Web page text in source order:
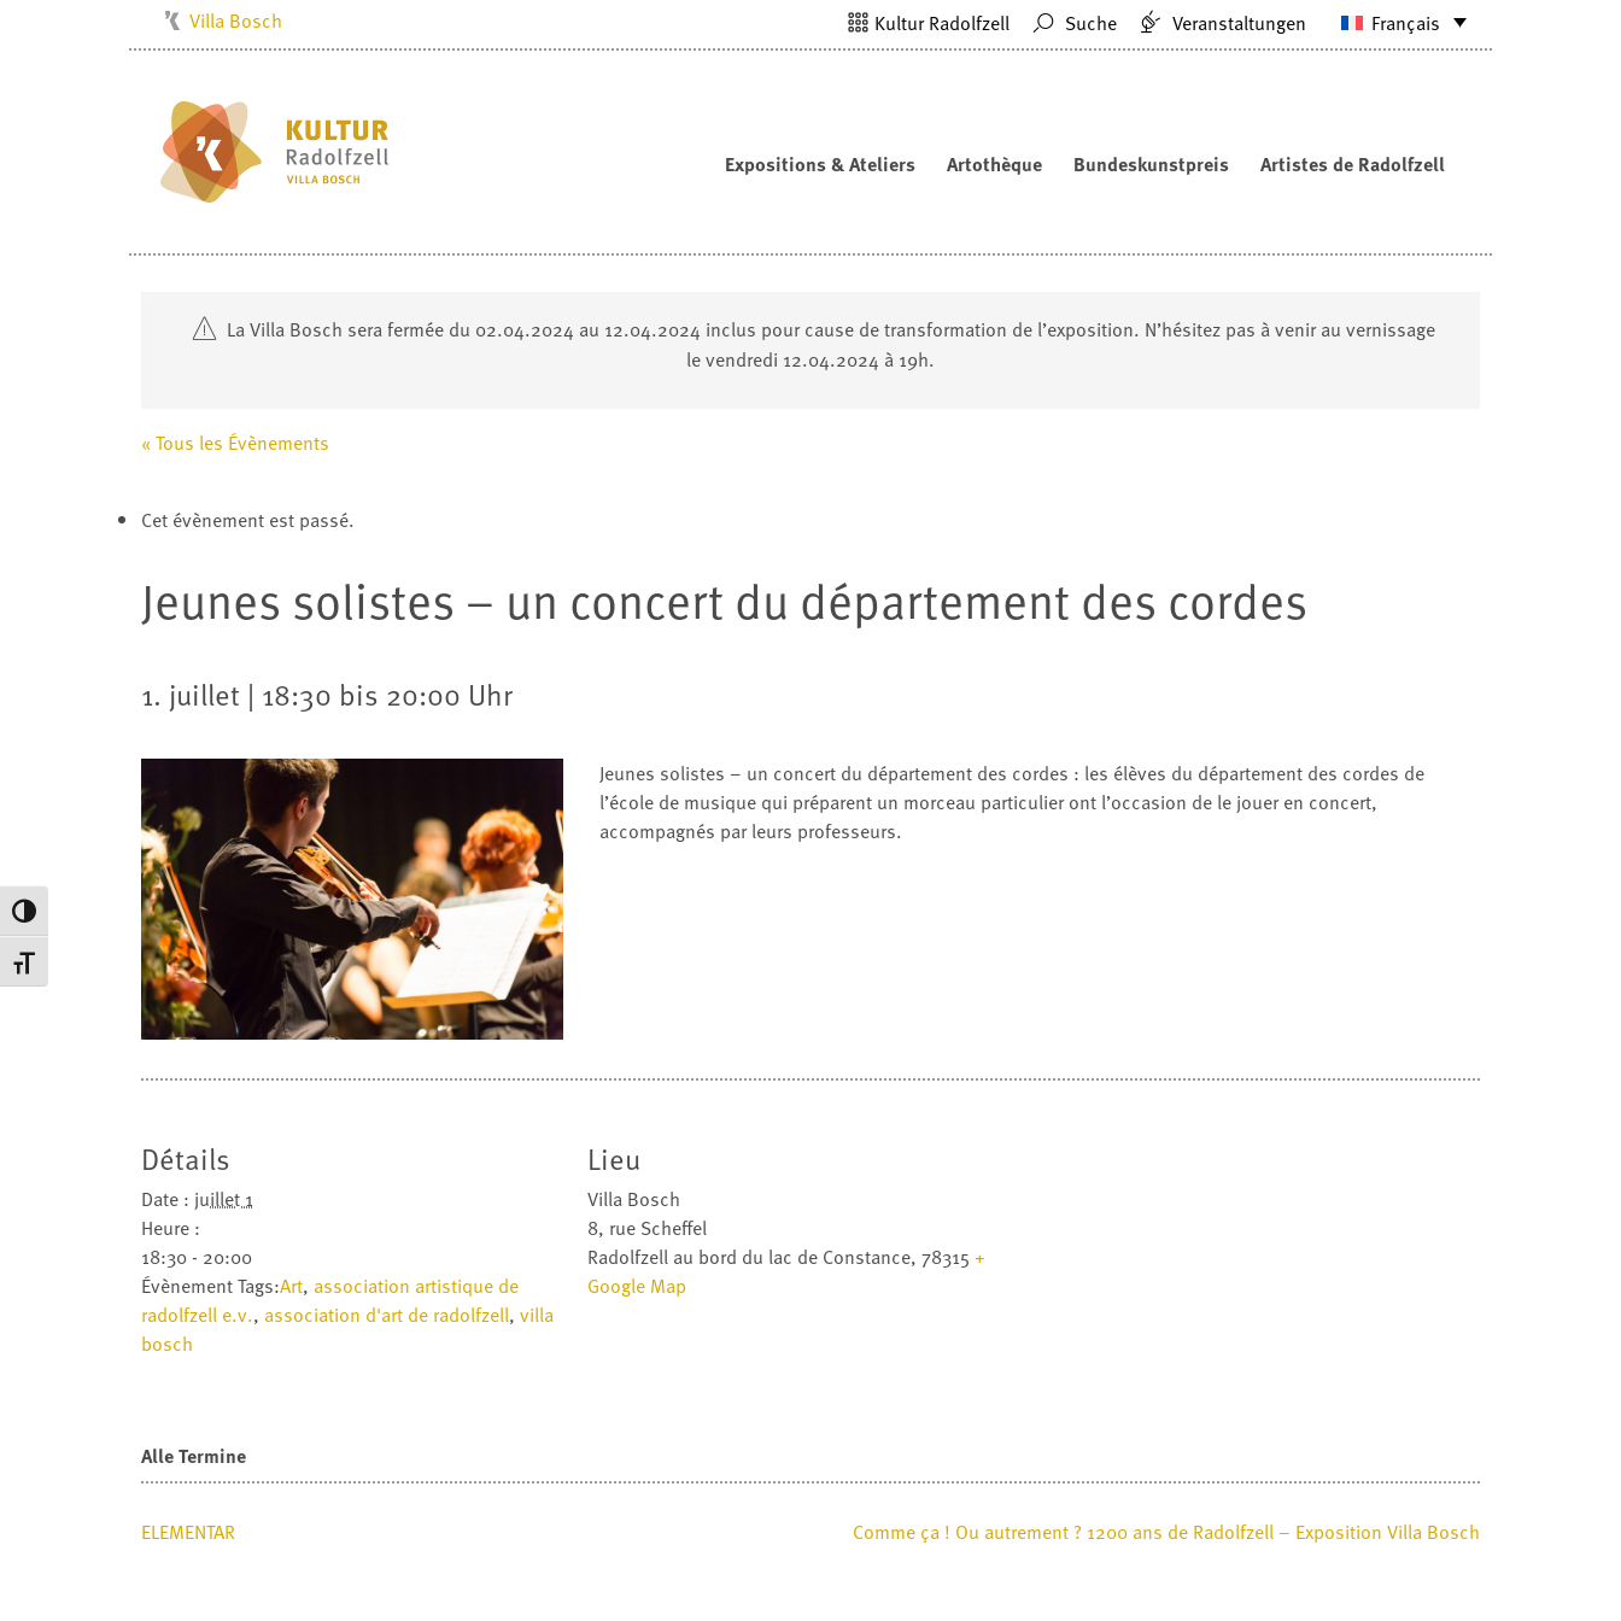
Passer en contraste élevé
Changer la taille de la police
Milchwerk
Musikschule
Stadtarchiv
Villa Bosch
Radolfzell1200
Français
Kultur Radolfzell Suche Veranstaltungen
Expositions & Ateliers Artothèque Bundeskunstpreis Artistes de Radolfzell
La Villa Bosch sera fermée du 02.04.2024 au 12.04.2024 inclus pour cause de transformation de l’exposition. N’hésitez pas à venir au vernissage
le vendredi 12.04.2024 à 19h.
« Tous les Évènements
Cet évènement est passé.
Jeunes solistes – un concert du département des cordes
1. juillet | 18:30 bis 20:00 Uhr
Jeunes solistes – un concert du département des cordes : les élèves du département des cordes de
l’école de musique qui préparent un morceau particulier ont l’occasion de le jouer en concert,
accompagnés par leurs professeurs.
Détails
Date : juillet 1
Heure :
18:30 - 20:00
Évènement Tags:Art, association artistique de
radolfzell e.v., association d'art de radolfzell, villa
bosch
Lieu
Villa Bosch
8, rue Scheffel
Radolfzell au bord du lac de Constance, 78315 +
Google Map
Alle Termine
ELEMENTAR Comme ça ! Ou autrement ? 1200 ans de Radolfzell – Exposition Villa Bosch